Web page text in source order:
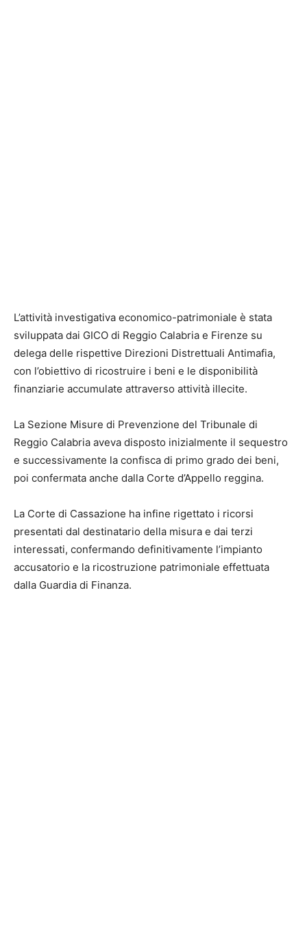
L’attività investigativa economico-patrimoniale è stata
sviluppata dai GICO di Reggio Calabria e Firenze su
delega delle rispettive Direzioni Distrettuali Antimafia,
con l’obiettivo di ricostruire i beni e le disponibilità
finanziarie accumulate attraverso attività illecite.
La Sezione Misure di Prevenzione del Tribunale di
Reggio Calabria aveva disposto inizialmente il sequestro
e successivamente la confisca di primo grado dei beni,
poi confermata anche dalla Corte d’Appello reggina.
La Corte di Cassazione ha infine rigettato i ricorsi
presentati dal destinatario della misura e dai terzi
interessati, confermando definitivamente l’impianto
accusatorio e la ricostruzione patrimoniale effettuata
dalla Guardia di Finanza.